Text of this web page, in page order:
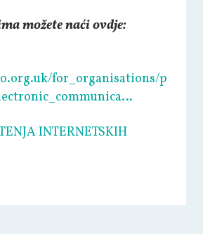
možete naći ovdje:
for_organisations/p
INTERNETSKIH